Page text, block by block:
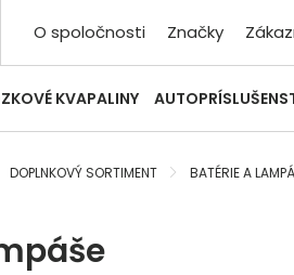
O spoločnosti Značky
KVAPALINY
DOPLNKOVÝ SORTIMENT BATÉRIE A